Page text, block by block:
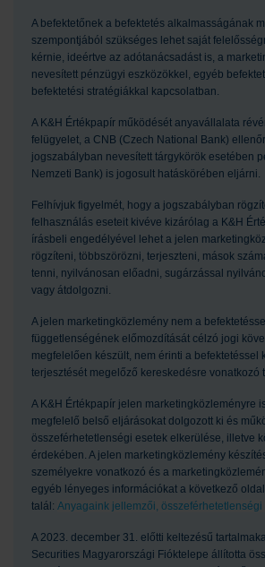
A befektetőnek a befektetés alkalmasságának
szempontjából szükséges lehet saját
kérnie, ideértve az adótanácsadást is, a
nevesített pénzügyi eszközökkel, egyéb
befektetési stratégiákkal kapcsolatban.
A K&H Értékpapír működését anyavállalata
felügyelet, a CNB (Czech National Bank)
jogszabályban nevesített tárgykörök esetében
Nemzeti Bank) is jogosult hatáskörében eljárni.
Felhívjuk figyelmét, hogy a jogszabályban
felhasználás eseteit kivéve kizárólag a K&H
írásbeli engedélyével lehet a jelen
rögzíteni, többszörözni, terjeszteni, mások
tenni, nyilvánosan előadni, sugárzással
vagy átdolgozni.
A jelen marketingközlemény nem a
függetlenségének előmozdítását célzó jogi
megfelelően készült, nem érinti a befektetéssel
terjesztését megelőző kereskedésre vonatkozó
A K&H Értékpapír jelen marketingközleményre
megfelelő belső eljárásokat dolgozott ki és
összeférhetetlenségi esetek elkerülése, illetve
érdekében. A jelen marketingközlemény
személyekre vonatkozó és a
egyéb lényeges információkat a következő
talál: Anyagaink jellemzői,
A 2023. december 31. előtti keltezésű
Securities Magyarországi Fióktelepe állította